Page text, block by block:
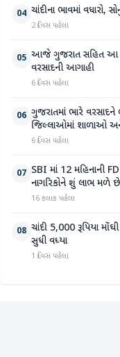
04 ચાંદીના ભાવમાં વધારો,
2 દિવસ પહેલા
05 આજે ગુજરાત સહિત આ
વરસાદની આગાહી
6 દિવસ પહેલા
06 ગુજરાતમાં ભારે
જિલ્લાઓમાં શાળાઓ
6 દિવસ પહેલા
07 SBI માં 12 મહિનાની
નાગરિકોને શું લાભ મળે
16 કલાક પહેલા
08 ચાંદી 5,000 રૂપિયા
સુધી વધ્યા
1 દિવસ પહેલા